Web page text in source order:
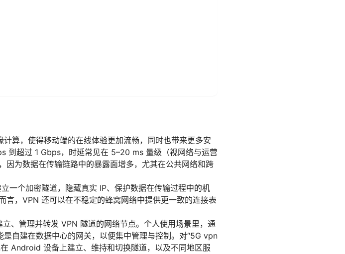
算，使得移动端的在线体验更加流畅，同时也带来更多安
到超过 1 Gbps，时延常见在 5–20 ms 量级（视网络与运营
因为数据在传输链路中的暴露面增多，尤其在公共网络和跨
一个加密隧道，隐藏真实 IP、保护数据在传输过程中的机
言，VPN 还可以在不稳定的蜂窝网络中提供更一致的连接表
、管理并转发 VPN 隧道的网络节点。个人使用场景里，通
自建在数据中心的网关，以便集中管理与控制。对“5G vpn
Android 设备上建立、维持和切换隧道，以及不同地区服